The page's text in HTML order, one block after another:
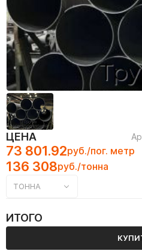
ЦЕНА
73 801.92руб./пог. метр
136 308руб./тонна
ТОННА
ИТОГО